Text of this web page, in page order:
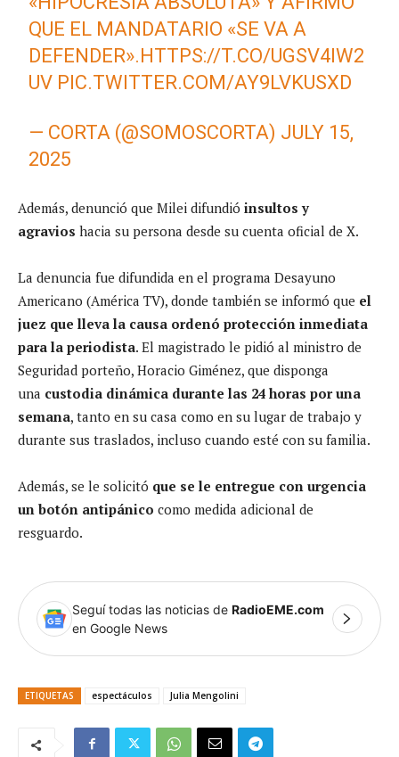
QUE EL MANDATARIO «SE VA A
DEFENDER».HTTPS://T.CO/UGSV4IW2
UV PIC.TWITTER.COM/AY9LVKUSXD
— CORTA (@SOMOSCORTA) JULY 15,
2025
Además, denunció que Milei difundió insultos y
agravios hacia su persona desde su cuenta oficial de X.
La denuncia fue difundida en el programa Desayuno
Americano (América TV), donde también se informó que el
juez que lleva la causa ordenó protección inmediata
para la periodista. El magistrado le pidió al ministro de
Seguridad porteño, Horacio Giménez, que disponga
una custodia dinámica durante las 24 horas por una
semana, tanto en su casa como en su lugar de trabajo y
durante sus traslados, incluso cuando esté con su familia.
Además, se le solicitó que se le entregue con urgencia
un botón antipánico como medida adicional de
resguardo.
Seguí todas las noticias de RadioEME.com
en Google News
ETIQUETAS espectáculos Julia Mengolini